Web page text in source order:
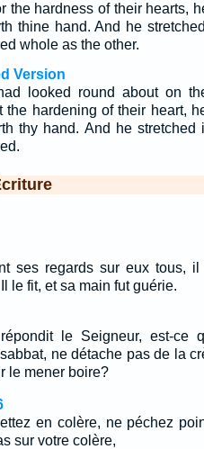
the hardness of their hearts,
thine hand. And he stretched
whole as the other.
Version
looked round about on
the hardening of their heart,
thy hand. And he stretched
ses regards sur eux tous,
le fit, et sa main fut guérie.
le Seigneur, est-ce
ne détache pas de la
le mener boire?
en colère, ne péchez
sur votre colère,